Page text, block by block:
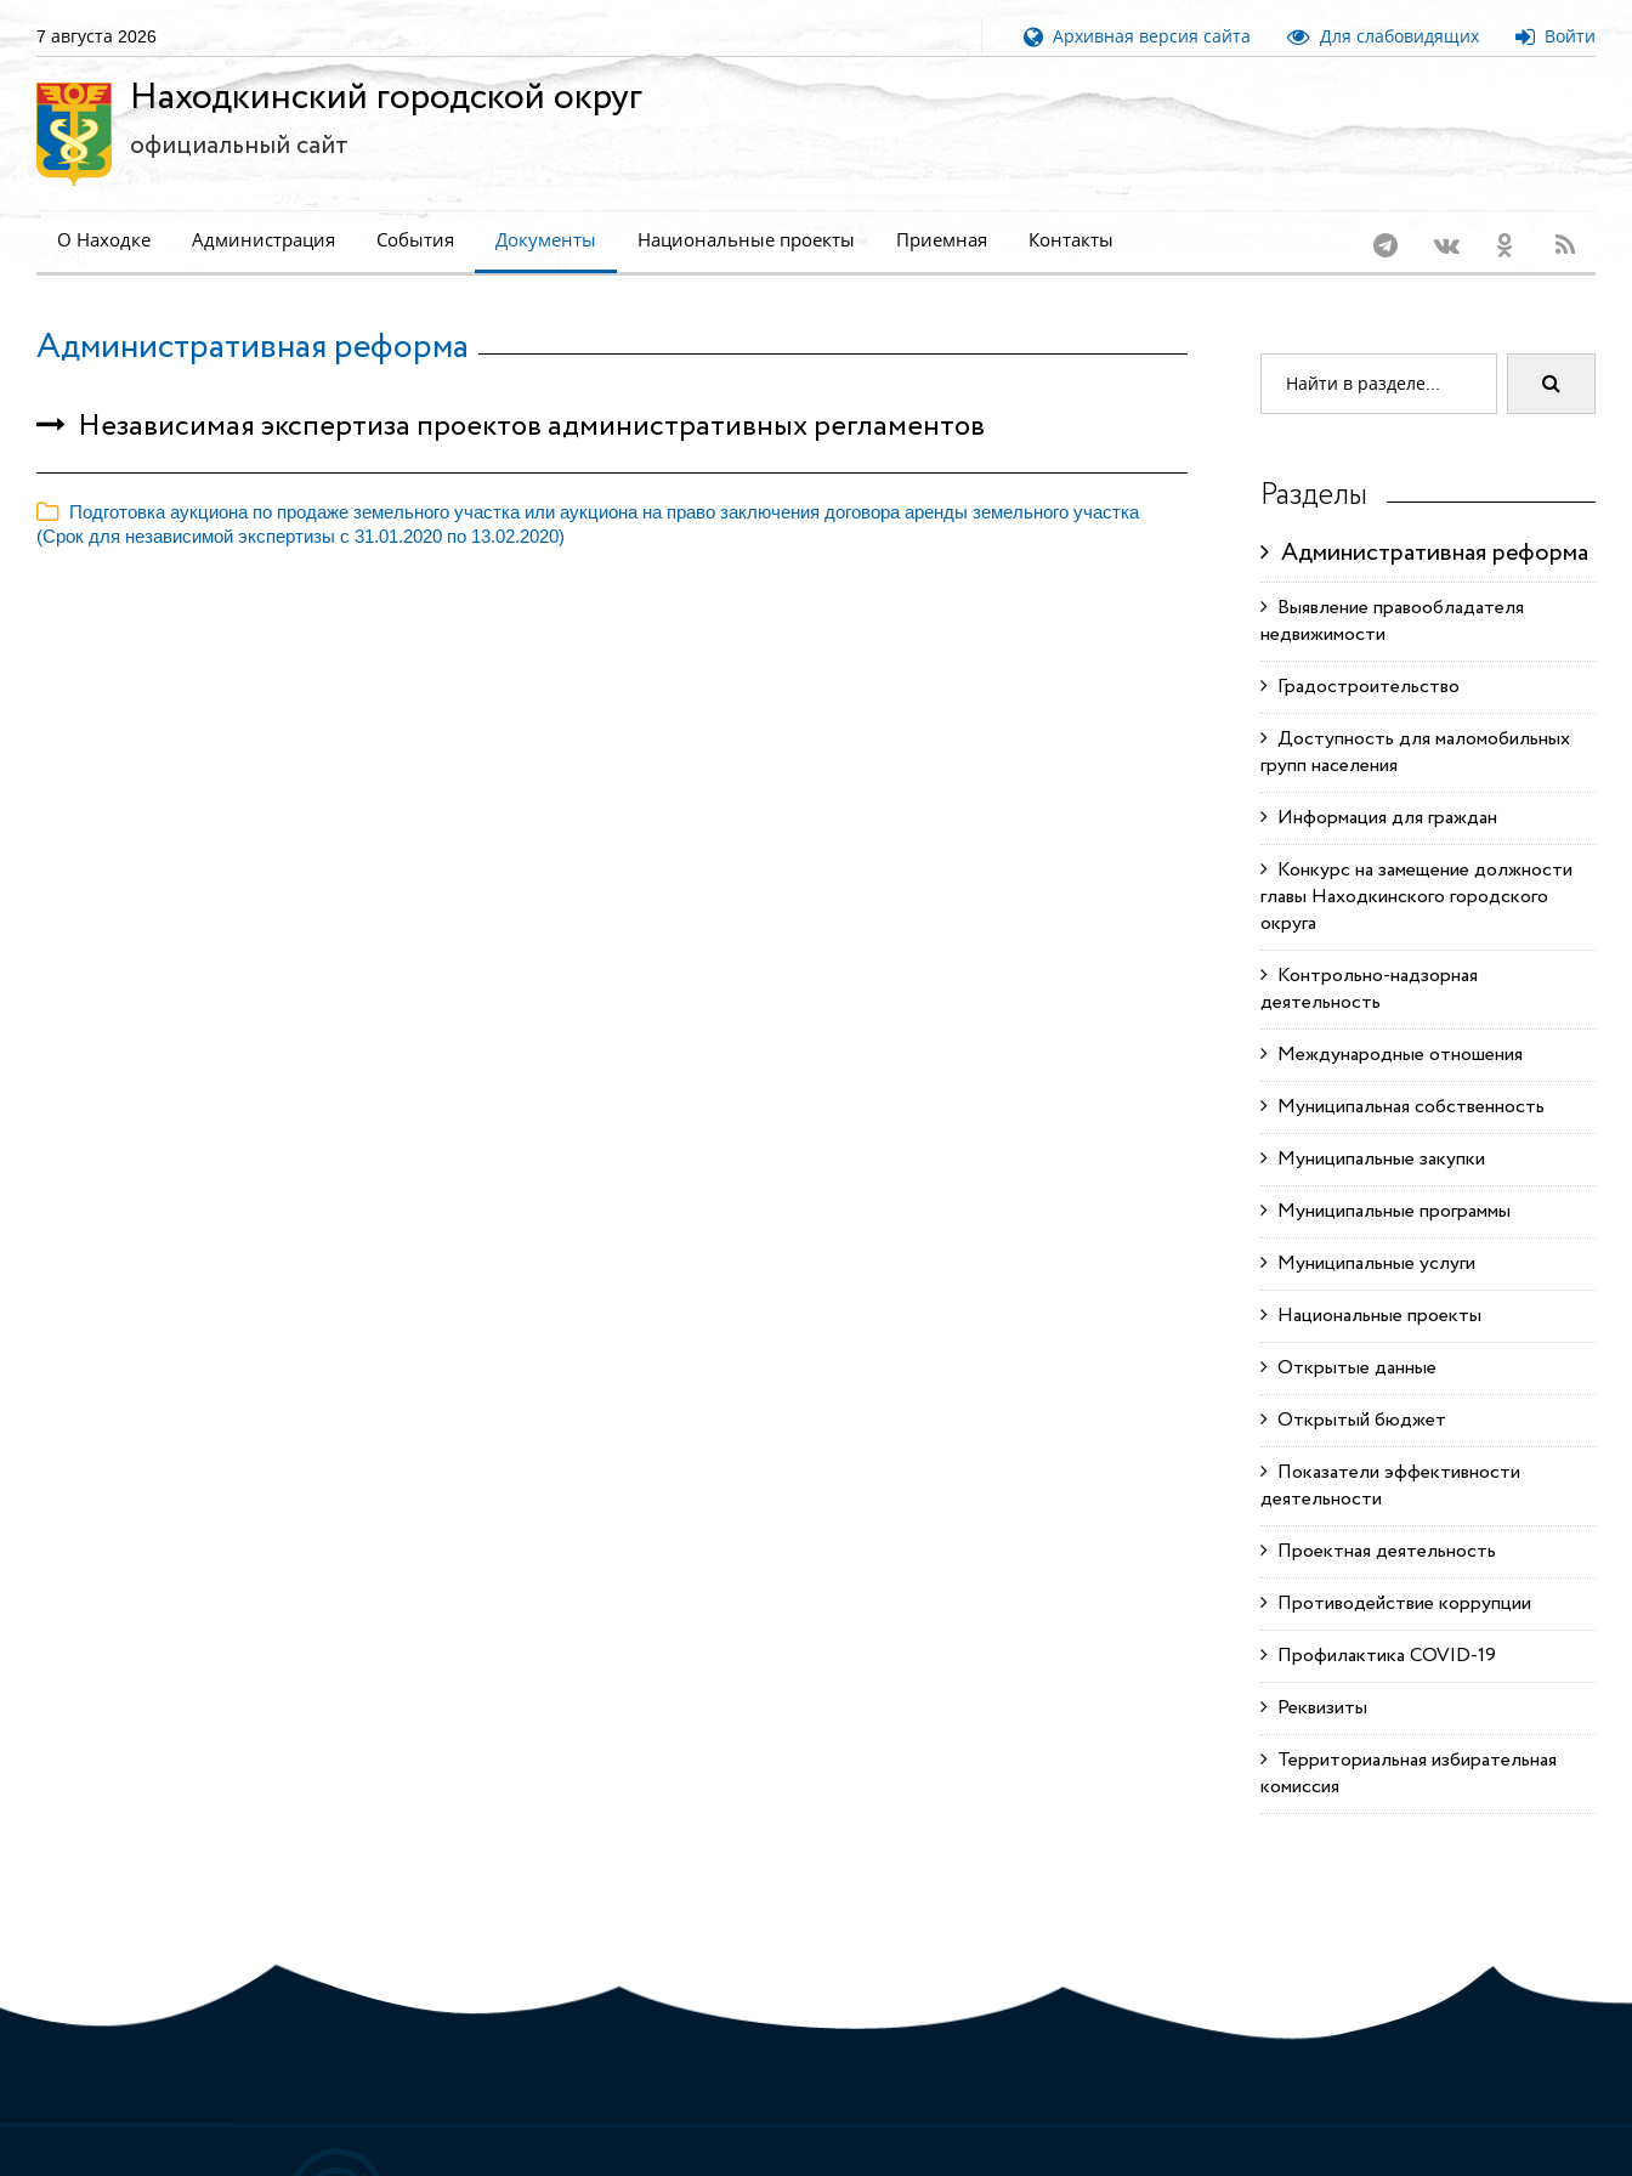
7 августа 2026 Архивная версия сайта Для слабовидящих Войти
Находкинский городской округ
официальный сайт
О Находке Администрация События Документы Национальные проекты Приемная Контакты
Административная реформа
Независимая экспертиза проектов административных регламентов
Подготовка аукциона по продаже земельного участка или аукциона на право заключения договора аренды земельного участка
(Срок для независимой экспертизы с 31.01.2020 по 13.02.2020)
Разделы
Административная реформа
Выявление правообладателя
недвижимости
Градостроительство
Доступность для маломобильных
групп населения
Информация для граждан
Конкурс на замещение должности
главы Находкинского городского
округа
Контрольно-надзорная
деятельность
Международные отношения
Муниципальная собственность
Муниципальные закупки
Муниципальные программы
Муниципальные услуги
Национальные проекты
Открытые данные
Открытый бюджет
Показатели эффективности
деятельности
Проектная деятельность
Противодействие коррупции
Профилактика COVID-19
Реквизиты
Территориальная избирательная
комиссия